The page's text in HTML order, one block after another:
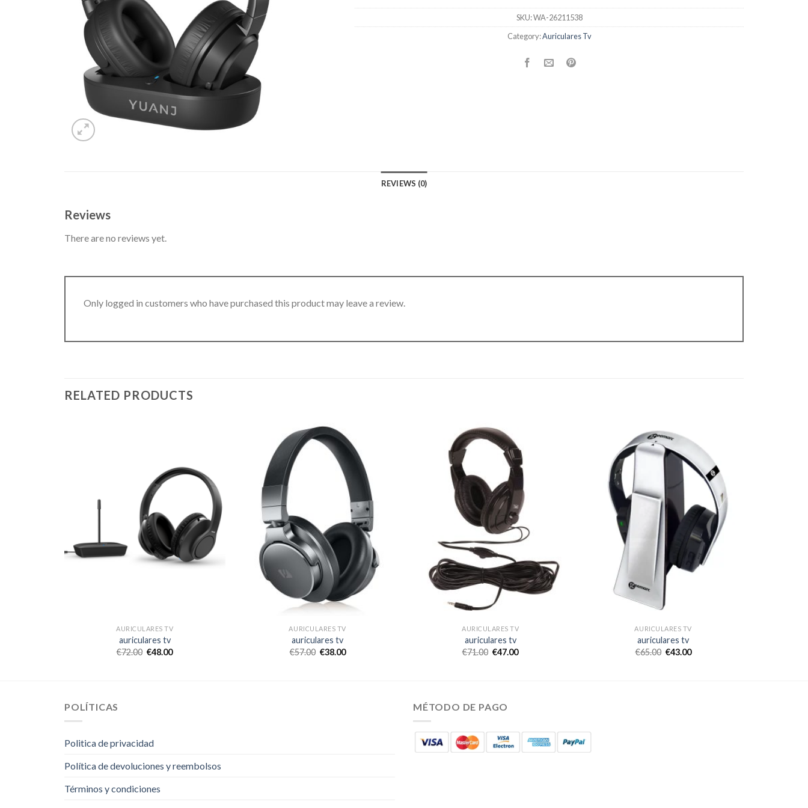
SKU:WA-26211538
Category:Auriculares Tv
REVIEWS (0)
Reviews
There are no reviews yet.
Only logged in customers who have purchased this product may leave a review.
RELATED PRODUCTS
AURICULARES TV
auriculares tv
€72.00 €48.00
AURICULARES TV
auriculares tv
€57.00 €38.00
AURICULARES TV
auriculares tv
€71.00 €47.00
AURICULARES TV
auriculares tv
€65.00 €43.00
POLÍTICAS
Politica de privacidad
Política de devoluciones y reembolsos
Términos y condiciones
MÉTODO DE PAGO